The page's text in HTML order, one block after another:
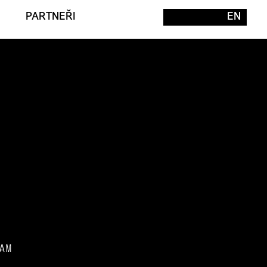
PARTNEŘI
EN